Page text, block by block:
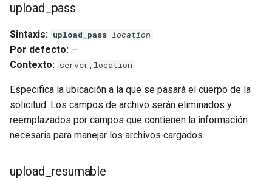
limit-rate
limit-traffic
locations
lock
logger-socket
upload_pass
Sintaxis: upload_pass location
Por defecto: —
Contexto: server,location
Especifica la ubicación a la que se pasará el cuerpo de la
solicitud. Los campos de archivo serán eliminados y
reemplazados por campos que contienen la información
necesaria para manejar los archivos cargados.
upload_resumable